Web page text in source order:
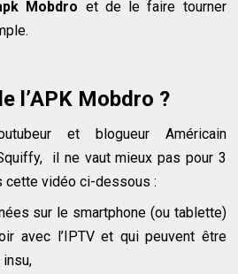
Mobdro et de le faire tourner
l’APK Mobdro ?
et blogueur Américain
il ne vaut mieux pas pour 3
cette vidéo ci-dessous :
sur le smartphone (ou tablette)
avec l’IPTV et qui peuvent être